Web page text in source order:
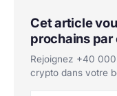
Cet article
prochains par
Rejoignez +40
crypto dans votre